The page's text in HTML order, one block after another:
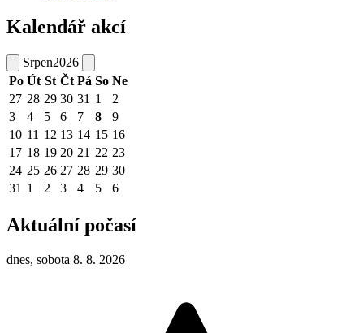
Kalendář akcí
Srpen2026
Po Út St Čt Pá So Ne
27 28 29 30 31 1
2
3
4 5 6 7 8
9
10 11 12 13 14 15 16
17 18 19 20 21 22 23
24 25 26 27 28 29 30
31 1 2 3 4 5 6
Aktuální počasí
dnes, sobota 8. 8. 2026